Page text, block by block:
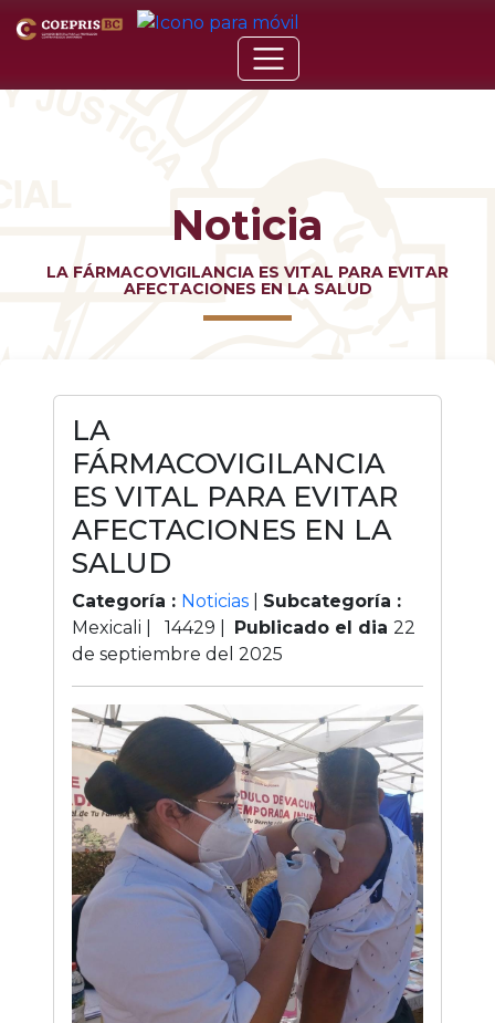
Noticia
LA FÁRMACOVIGILANCIA ES VITAL PARA EVITAR
AFECTACIONES EN LA SALUD
LA
FÁRMACOVIGILANCIA
ES VITAL PARA EVITAR
AFECTACIONES EN LA
SALUD
Categoría : Noticias
Subcategoría :
Mexicali |
14429 Publicado el dia 22
de septiembre del 2025